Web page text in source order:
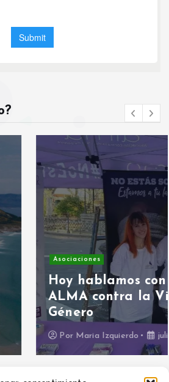
con Asociación
la Violencia de
julio 15, 2026